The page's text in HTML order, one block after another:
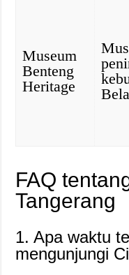
Museum
Benteng
Heritage
FAQ
Tangerang
1. Apa waktu
mengunjungi